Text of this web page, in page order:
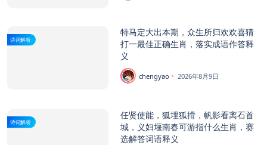
诗词解析
特马定大出本期，众生所归欢欢喜猜
打一最佳正确生肖，落实成语作答释
义
chengyao 2026年8月9日
诗词解析
任贤使能，狐埋狐搰，帆影看离石首
城，义妇堰南春可游指什么生肖，赛
选解答词语释义